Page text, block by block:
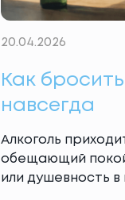
20.04.2026
Как
навсегда
Алкоголь
обещающий
или душевность